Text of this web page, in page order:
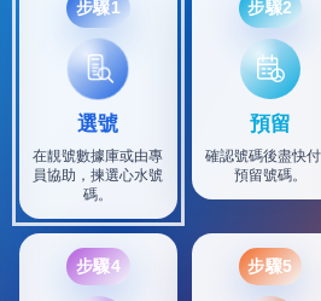
步驟1
選號
在靚號數據庫或由專
員協助，揀選心水號
碼。
步驟2
預留
確認號碼後盡快
預留號碼。
步驟4 步驟5